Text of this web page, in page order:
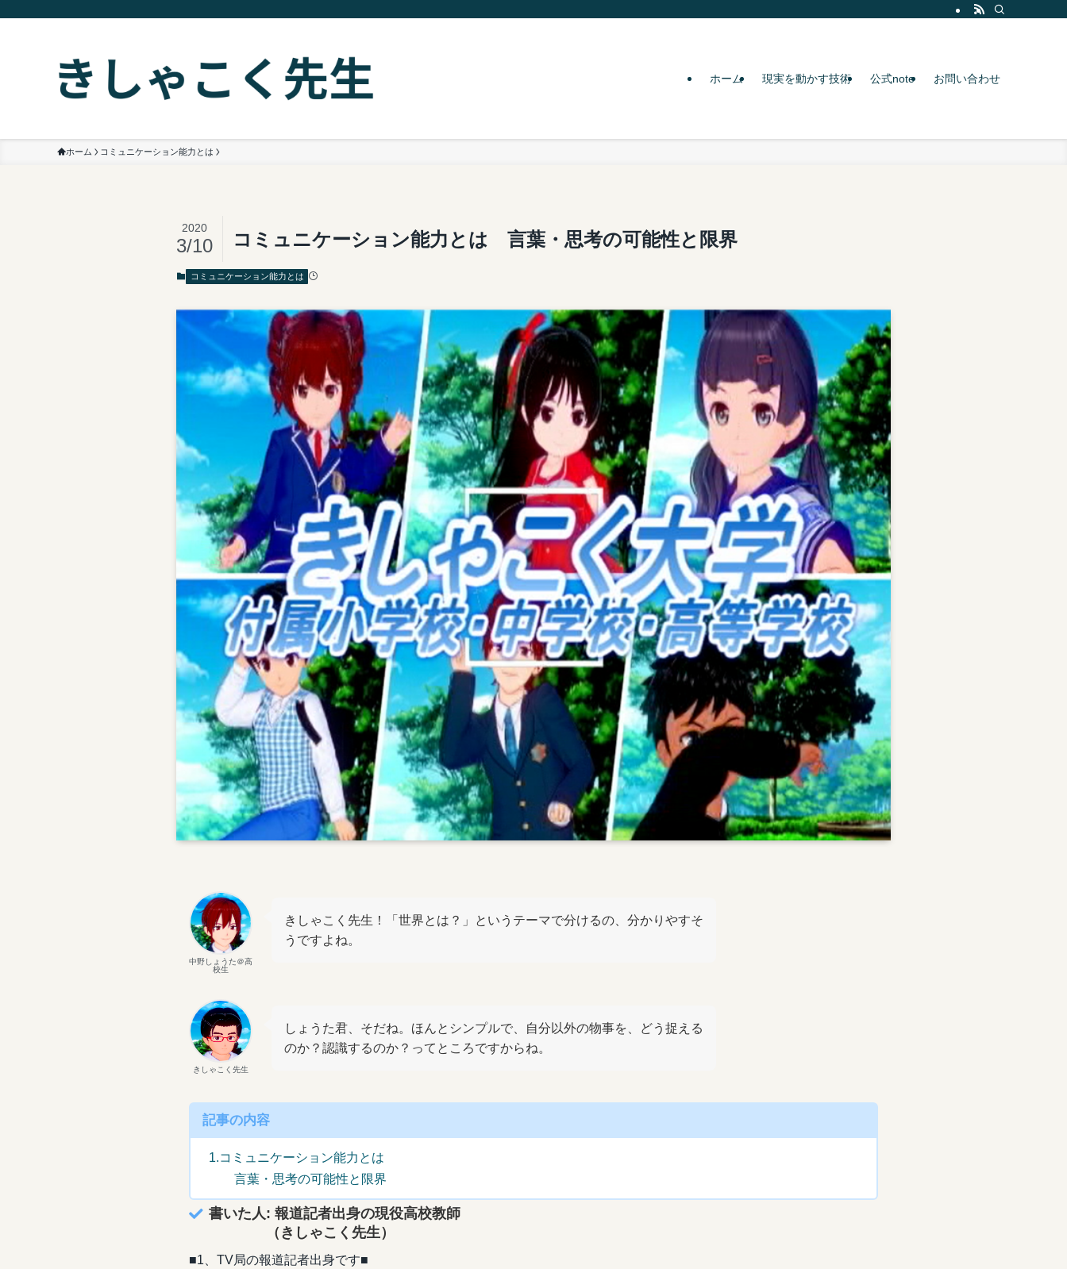
ホーム 現実を動かす技術 公式note お問い合わせ
ホーム コミュニケーション能力とは
コミュニケーション能力とは 言葉・思考の可能性と限界
2020
3/10
コミュニケーション能力とは
中野しょうた＠高
校生
きしゃこく先生！「世界とは？」というテーマで分けるの、分かりやすそ
うですよね。
きしゃこく先生
しょうた君、そだね。ほんとシンプルで、自分以外の物事を、どう捉える
のか？認識するのか？ってところですからね。
記事の内容
1.コミュニケーション能力とは
言葉・思考の可能性と限界
書いた人: 報道記者出身の現役高校教師
（きしゃこく先生）
■1、TV局の報道記者出身です■